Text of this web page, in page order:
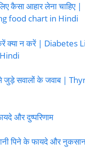
कैसा आहार लेना चाहिए |
food chart in Hindi
क्या न करें | Diabetes
से जुड़े सवालों के जवाब |
और दुष्परिणाम
पिने के फायदे और